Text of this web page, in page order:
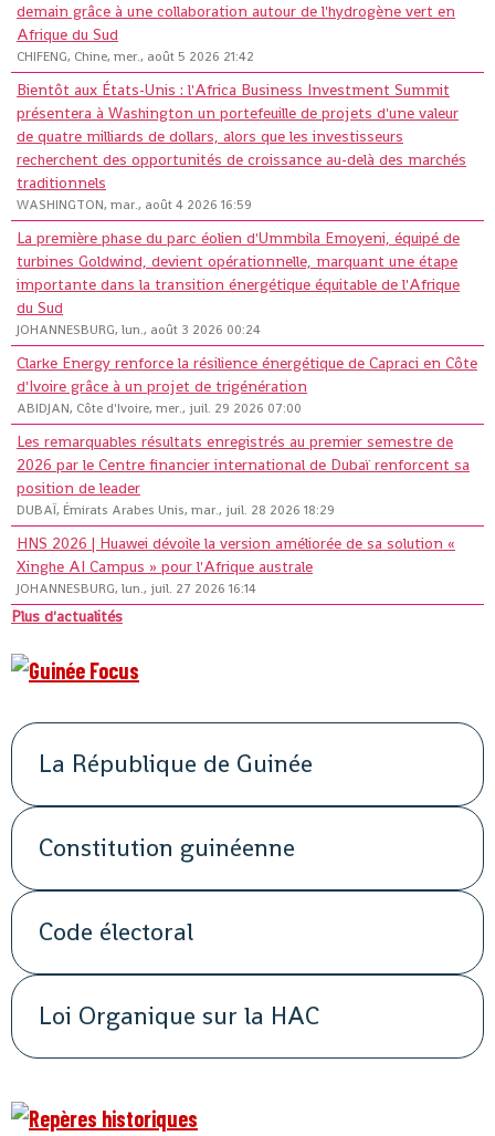
demain grâce à une collaboration autour de l'hydrogène vert en
Afrique du Sud
CHIFENG, Chine, mer., août 5 2026 21:42
Bientôt aux États-Unis : l'Africa Business Investment Summit
présentera à Washington un portefeuille de projets d'une valeur
de quatre milliards de dollars, alors que les investisseurs
recherchent des opportunités de croissance au-delà des marchés
traditionnels
WASHINGTON, mar., août 4 2026 16:59
La première phase du parc éolien d'Ummbila Emoyeni, équipé de
turbines Goldwind, devient opérationnelle, marquant une étape
importante dans la transition énergétique équitable de l'Afrique
du Sud
JOHANNESBURG, lun., août 3 2026 00:24
Clarke Energy renforce la résilience énergétique de Capraci en Côte
d'Ivoire grâce à un projet de trigénération
ABIDJAN, Côte d'Ivoire, mer., juil. 29 2026 07:00
Les remarquables résultats enregistrés au premier semestre de
2026 par le Centre financier international de Dubaï renforcent sa
position de leader
DUBAÏ, Émirats Arabes Unis, mar., juil. 28 2026 18:29
HNS 2026 | Huawei dévoile la version améliorée de sa solution «
Xinghe AI Campus » pour l'Afrique australe
JOHANNESBURG, lun., juil. 27 2026 16:14
Plus d'actualités
La République de Guinée
Constitution guinéenne
Code électoral
Loi Organique sur la HAC